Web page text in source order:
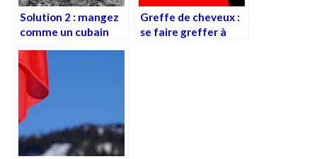
Solution 2 : mangez
comme un cubain
Greffe de cheveux :
se faire greffer à